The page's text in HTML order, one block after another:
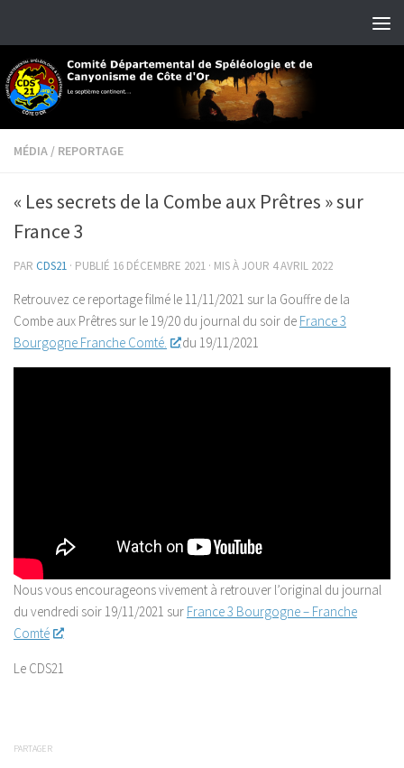
MÉDIA / REPORTAGE
« Les secrets de la Combe aux Prêtres » sur
France 3
PAR CDS21 · PUBLIÉ 16 DÉCEMBRE 2021 · MIS À JOUR 4 AVRIL 2022
Retrouvez ce reportage filmé le 11/11/2021 sur la Gouffre de la
Combe aux Prêtres sur le 19/20 du journal du soir de France 3
Bourgogne Franche Comté.
du 19/11/2021
Nous vous encourageons vivement à retrouver l’original du journal
du vendredi soir 19/11/2021 sur France 3 Bourgogne – Franche
Comté
Le CDS21
PARTAGER